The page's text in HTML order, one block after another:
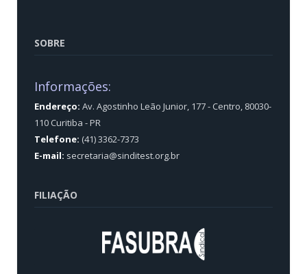
SOBRE
Informações:
Endereço: Av. Agostinho Leão Junior, 177 - Centro, 80030-
110 Curitiba - PR
Telefone: (41) 3362-7373
E-mail: secretaria@sinditest.org.br
FILIAÇÃO